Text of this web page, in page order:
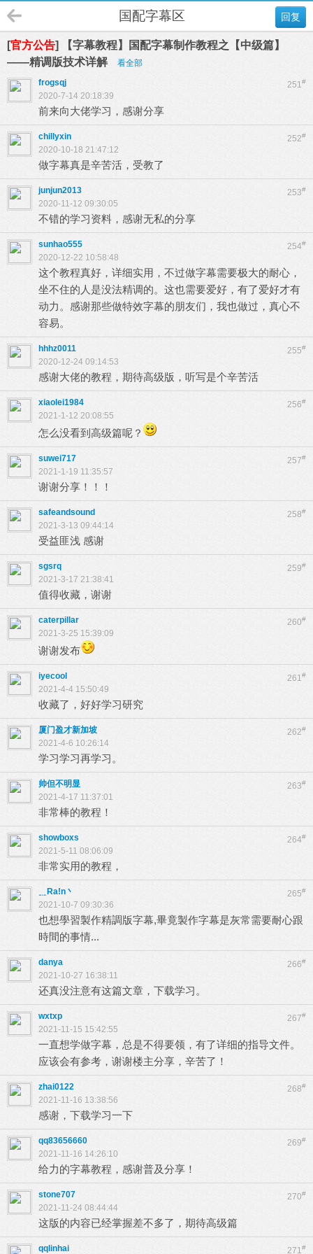
回复
国配字幕区
[官方公告] 【字幕教程】国配字幕制作教程之【中级篇】
——精调版技术详解
看全部
251#
frogsqj
2020-7-14 20:18:39
前来向大佬学习，感谢分享
252#
chillyxin
2020-10-18 21:47:12
做字幕真是辛苦活，受教了
253#
junjun2013
2020-11-12 09:30:05
不错的学习资料，感谢无私的分享
254#
sunhao555
2020-12-22 10:58:48
这个教程真好，详细实用，不过做字幕需要极大的耐心，
坐不住的人是没法精调的。这也需要爱好，有了爱好才有
动力。感谢那些做特效字幕的朋友们，我也做过，真心不
容易。
255#
hhhz0011
2020-12-24 09:14:53
感谢大佬的教程，期待高级版，听写是个辛苦活
256#
xiaolei1984
2021-1-12 20:08:55
怎么没看到高级篇呢？
257#
suwei717
2021-1-19 11:35:57
谢谢分享！！！
258#
safeandsound
2021-3-13 09:44:14
受益匪浅 感谢
259#
sgsrq
2021-3-17 21:38:41
值得收藏，谢谢
260#
caterpillar
2021-3-25 15:39:09
谢谢发布
261#
iyecool
2021-4-4 15:50:49
收藏了，好好学习研究
262#
厦门盈才新加坡
2021-4-6 10:26:14
学习学习再学习。
263#
帅但不明显
2021-4-17 11:37:01
非常棒的教程！
264#
showboxs
2021-5-11 08:06:09
非常实用的教程，
265#
﹎Ra!n丶
2021-10-7 09:30:36
也想學習製作精調版字幕,畢竟製作字幕是灰常需要耐心跟
時間的事情...
266#
danya
2021-10-27 16:38:11
还真没注意有这篇文章，下载学习。
267#
wxtxp
2021-11-15 15:42:55
一直想学做字幕，总是不得要领，有了详细的指导文件。
应该会有参考，谢谢楼主分享，辛苦了！
268#
zhai0122
2021-11-16 13:38:56
感谢，下载学习一下
269#
qq83656660
2021-11-16 14:26:10
给力的字幕教程，感谢普及分享！
270#
stone707
2021-11-24 08:44:44
这版的内容已经掌握差不多了，期待高级篇
271#
qqlinhai